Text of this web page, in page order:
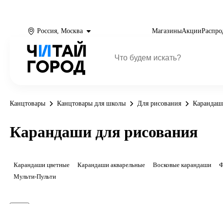
Россия, Москва МагазиныАкции
Канцтовары Канцтовары для школы Для рисования
Карандаши для рисования
Карандаши цветные Карандаши акварельные Восковые карандаши
Мульти-Пульти